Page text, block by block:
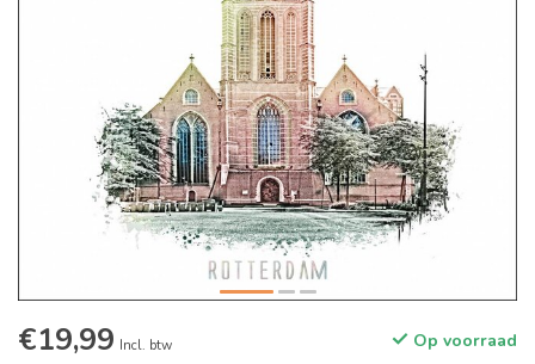
€19,99 Incl. btw Op voorraad